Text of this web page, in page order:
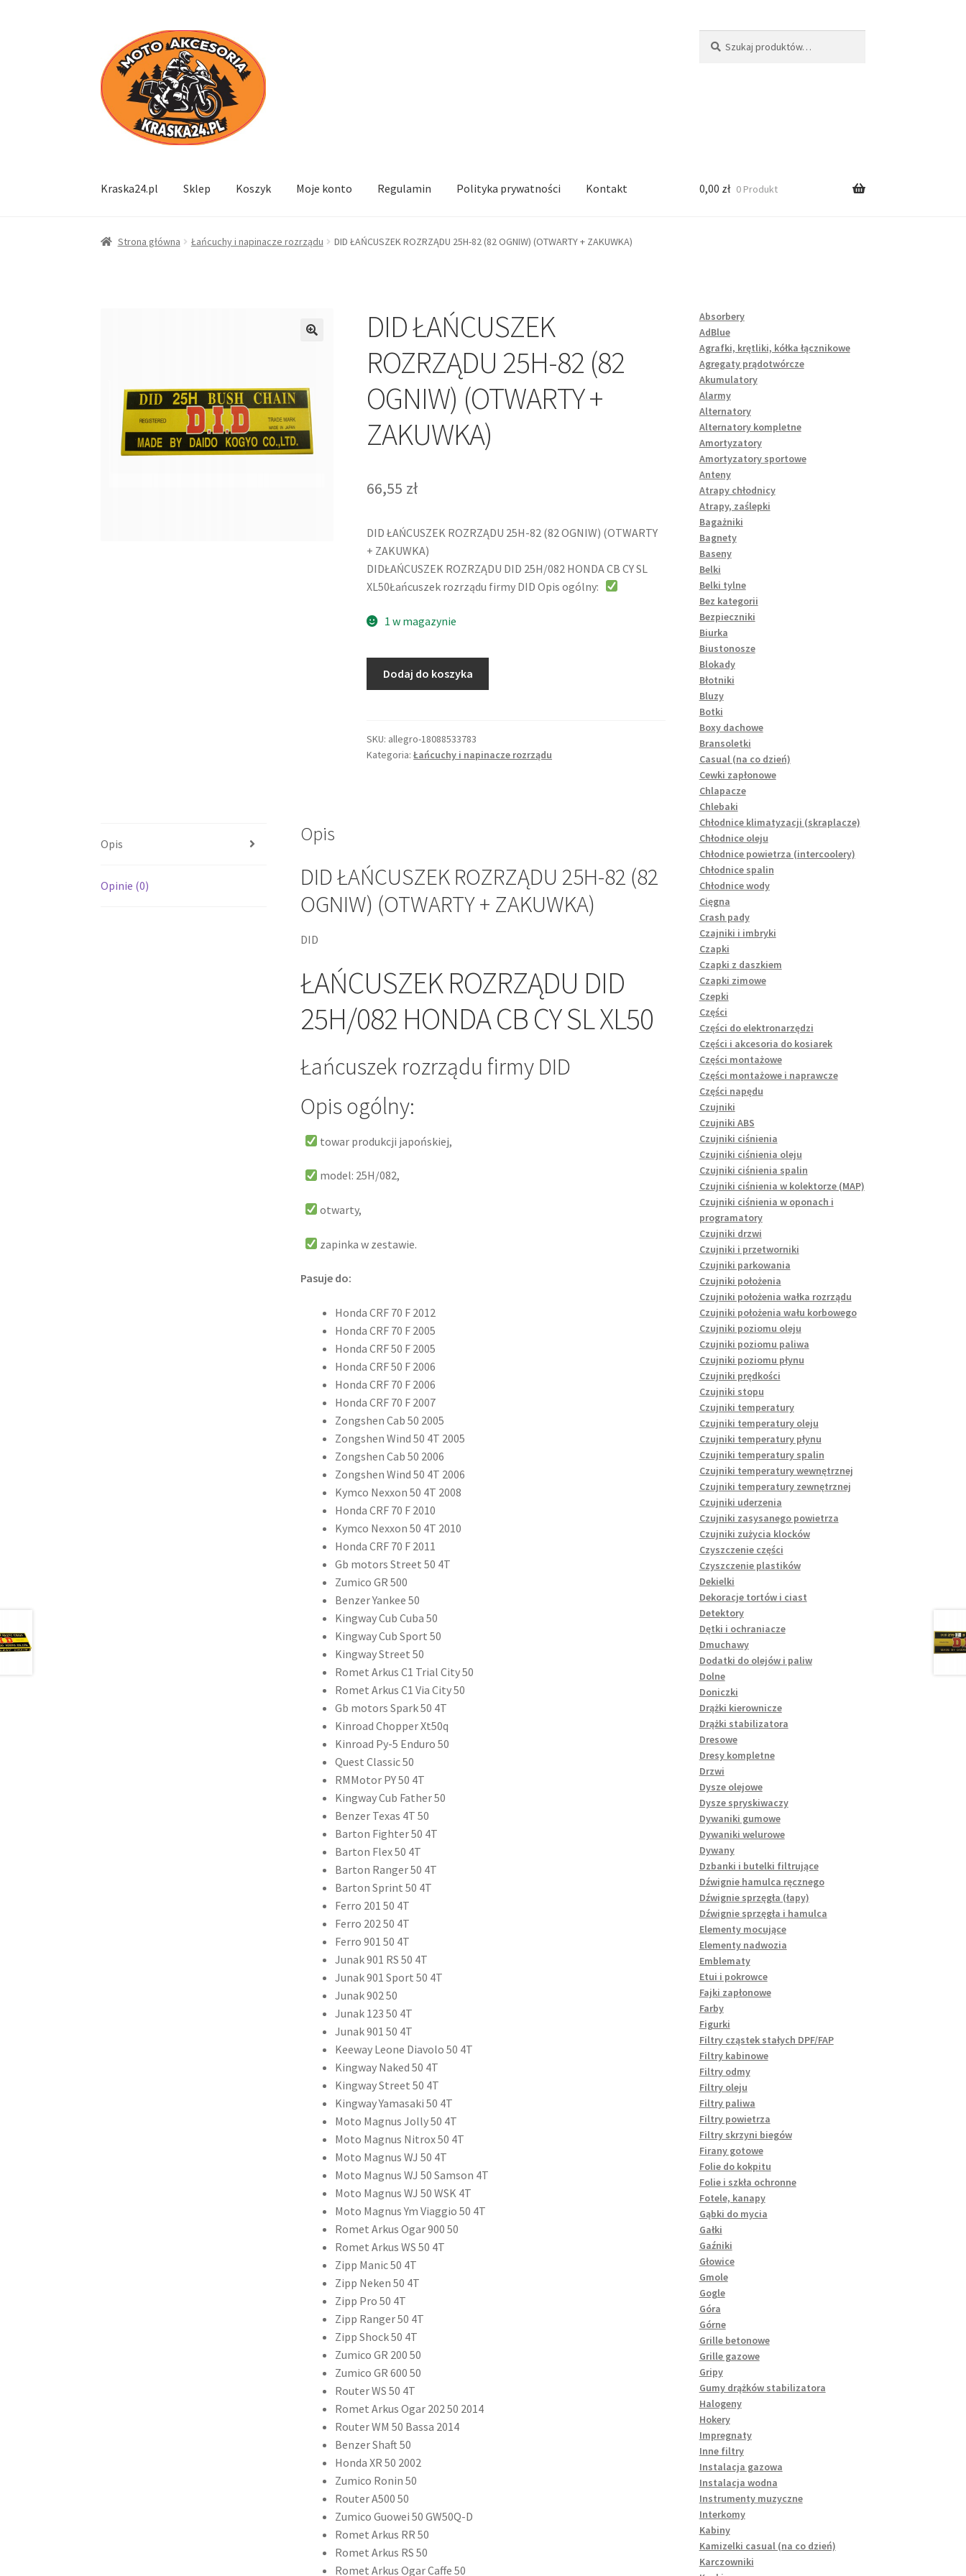
Przejdź
do
nawigacji
Przejdź
do
treści
Kraska24.pl Sklep Koszyk Moje konto Regulamin Polityka prywatności Kontakt 0,00 zł 0 Produkt
Strona główna Łańcuchy i napinacze rozrządu DID ŁAŃCUSZEK ROZRZĄDU 25H-82 (82 OGNIW) (OTWARTY + ZAKUWKA)
DID ŁAŃCUSZEK
ROZRZĄDU 25H-82 (82
OGNIW) (OTWARTY +
ZAKUWKA)
66,55 zł
DID ŁAŃCUSZEK ROZRZĄDU 25H-82 (82 OGNIW) (OTWARTY
+ ZAKUWKA)
DIDŁAŃCUSZEK ROZRZĄDU DID 25H/082 HONDA CB CY SL
XL50Łańcuszek rozrządu firmy DID Opis ogólny:
1 w magazynie
25H-
82
Dodaj do koszyka
SKU: allegro-18088533783
Kategoria:Łańcuchy i napinacze rozrządu
Opis
Opinie (0)
Opis
DID ŁAŃCUSZEK ROZRZĄDU 25H-82 (82
OGNIW) (OTWARTY + ZAKUWKA)
DID
ŁAŃCUSZEK ROZRZĄDU DID
25H/082 HONDA CB CY SL XL50
Łańcuszek rozrządu firmy DID
Opis ogólny:
towar produkcji japońskiej,
model: 25H/082,
otwarty,
zapinka w zestawie.
Pasuje do:
Honda CRF 70 F 2012
Honda CRF 70 F 2005
Honda CRF 50 F 2005
Honda CRF 50 F 2006
Honda CRF 70 F 2006
Honda CRF 70 F 2007
Zongshen Cab 50 2005
Zongshen Wind 50 4T 2005
Zongshen Cab 50 2006
Zongshen Wind 50 4T 2006
Kymco Nexxon 50 4T 2008
Honda CRF 70 F 2010
Kymco Nexxon 50 4T 2010
Honda CRF 70 F 2011
Gb motors Street 50 4T
Zumico GR 500
Benzer Yankee 50
Kingway Cub Cuba 50
Kingway Cub Sport 50
Kingway Street 50
Romet Arkus C1 Trial City 50
Romet Arkus C1 Via City 50
Gb motors Spark 50 4T
Kinroad Chopper Xt50q
Kinroad Py-5 Enduro 50
Quest Classic 50
RMMotor PY 50 4T
Kingway Cub Father 50
Benzer Texas 4T 50
Barton Fighter 50 4T
Barton Flex 50 4T
Barton Ranger 50 4T
Barton Sprint 50 4T
Ferro 201 50 4T
Ferro 202 50 4T
Ferro 901 50 4T
Junak 901 RS 50 4T
Junak 901 Sport 50 4T
Junak 902 50
Junak 123 50 4T
Junak 901 50 4T
Keeway Leone Diavolo 50 4T
Kingway Naked 50 4T
Kingway Street 50 4T
Kingway Yamasaki 50 4T
Moto Magnus Jolly 50 4T
Moto Magnus Nitrox 50 4T
Moto Magnus WJ 50 4T
Moto Magnus WJ 50 Samson 4T
Moto Magnus WJ 50 WSK 4T
Moto Magnus Ym Viaggio 50 4T
Romet Arkus Ogar 900 50
Romet Arkus WS 50 4T
Zipp Manic 50 4T
Zipp Neken 50 4T
Zipp Pro 50 4T
Zipp Ranger 50 4T
Zipp Shock 50 4T
Zumico GR 200 50
Zumico GR 600 50
Router WS 50 4T
Romet Arkus Ogar 202 50 2014
Router WM 50 Bassa 2014
Benzer Shaft 50
Honda XR 50 2002
Zumico Ronin 50
Router A500 50
Zumico Guowei 50 GW50Q-D
Romet Arkus RR 50
Romet Arkus RS 50
Romet Arkus Ogar Caffe 50
Absorbery
AdBlue
Agrafki, krętliki, kółka łącznikowe
Agregaty prądotwórcze
Akumulatory
Alarmy
Alternatory
Alternatory kompletne
Amortyzatory
Amortyzatory sportowe
Anteny
Atrapy chłodnicy
Atrapy, zaślepki
Bagażniki
Bagnety
Baseny
Belki
Belki tylne
Bez kategorii
Bezpieczniki
Biurka
Biustonosze
Blokady
Błotniki
Bluzy
Botki
Boxy dachowe
Bransoletki
Casual (na co dzień)
Cewki zapłonowe
Chlapacze
Chlebaki
Chłodnice klimatyzacji (skraplacze)
Chłodnice oleju
Chłodnice powietrza (intercoolery)
Chłodnice spalin
Chłodnice wody
Cięgna
Crash pady
Czajniki i imbryki
Czapki
Czapki z daszkiem
Czapki zimowe
Czepki
Części
Części do elektronarzędzi
Części i akcesoria do kosiarek
Części montażowe
Części montażowe i naprawcze
Części napędu
Czujniki
Czujniki ABS
Czujniki ciśnienia
Czujniki ciśnienia oleju
Czujniki ciśnienia spalin
Czujniki ciśnienia w kolektorze (MAP)
Czujniki ciśnienia w oponach i
programatory
Czujniki drzwi
Czujniki i przetworniki
Czujniki parkowania
Czujniki położenia
Czujniki położenia wałka rozrządu
Czujniki położenia wału korbowego
Czujniki poziomu oleju
Czujniki poziomu paliwa
Czujniki poziomu płynu
Czujniki prędkości
Czujniki stopu
Czujniki temperatury
Czujniki temperatury oleju
Czujniki temperatury płynu
Czujniki temperatury spalin
Czujniki temperatury wewnętrznej
Czujniki temperatury zewnętrznej
Czujniki uderzenia
Czujniki zasysanego powietrza
Czujniki zużycia klocków
Czyszczenie części
Czyszczenie plastików
Dekielki
Dekoracje tortów i ciast
Detektory
Dętki i ochraniacze
Dmuchawy
Dodatki do olejów i paliw
Dolne
Doniczki
Drążki kierownicze
Drążki stabilizatora
Dresowe
Dresy kompletne
Drzwi
Dysze olejowe
Dysze spryskiwaczy
Dywaniki gumowe
Dywaniki welurowe
Dywany
Dzbanki i butelki filtrujące
Dźwignie hamulca ręcznego
Dźwignie sprzęgła (łapy)
Dźwignie sprzęgła i hamulca
Elementy mocujące
Elementy nadwozia
Emblematy
Etui i pokrowce
Fajki zapłonowe
Farby
Figurki
Filtry cząstek stałych DPF/FAP
Filtry kabinowe
Filtry odmy
Filtry oleju
Filtry paliwa
Filtry powietrza
Filtry skrzyni biegów
Firany gotowe
Folie do kokpitu
Folie i szkła ochronne
Fotele, kanapy
Gąbki do mycia
Gałki
Gaźniki
Głowice
Gmole
Gogle
Góra
Górne
Grille betonowe
Grille gazowe
Gripy
Gumy drążków stabilizatora
Halogeny
Hokery
Impregnaty
Inne filtry
Instalacja gazowa
Instalacja wodna
Instrumenty muzyczne
Interkomy
Kabiny
Kamizelki casual (na co dzień)
Karczowniki